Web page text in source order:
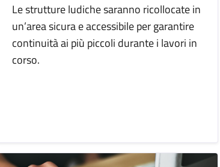
Le strutture ludiche saranno ricollocate in
un’area sicura e accessibile per garantire
continuità ai più piccoli durante i lavori in
corso.